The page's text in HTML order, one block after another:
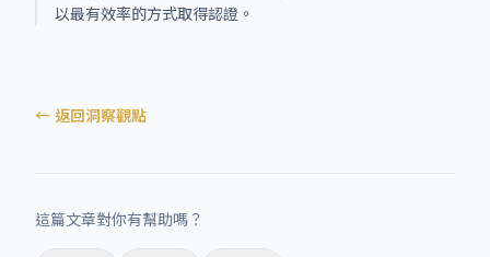
以最有效率的方式取得認證。
← 返回洞察觀點
這篇文章對你有幫助嗎？